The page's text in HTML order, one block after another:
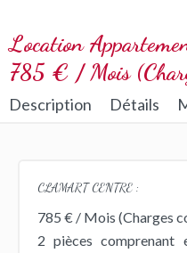
Location
785 € / Mois
Description Détails
CLAMART CENTRE :
785 € / Mois (Charges
2 pièces comprenant